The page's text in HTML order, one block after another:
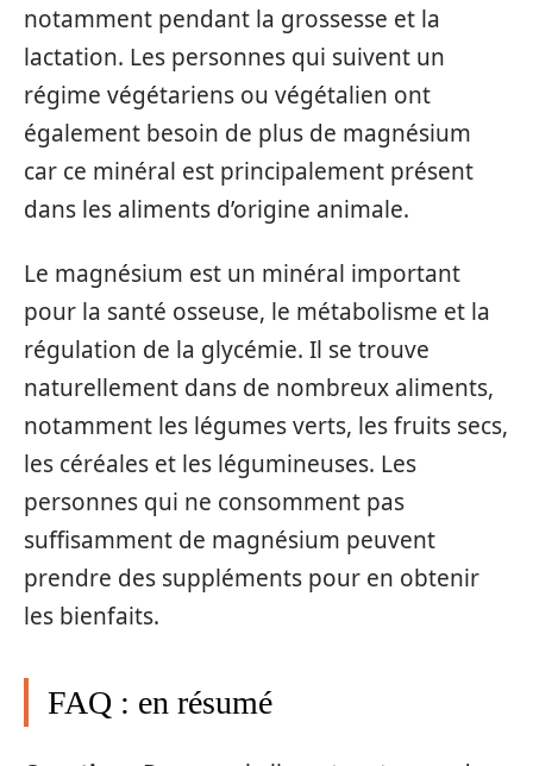
notamment pendant la grossesse et la
lactation. Les personnes qui suivent un
régime végétariens ou végétalien ont
également besoin de plus de magnésium
car ce minéral est principalement présent
dans les aliments d’origine animale.
Le magnésium est un minéral important
pour la santé osseuse, le métabolisme et la
régulation de la glycémie. Il se trouve
naturellement dans de nombreux aliments,
notamment les légumes verts, les fruits secs,
les céréales et les légumineuses. Les
personnes qui ne consomment pas
suffisamment de magnésium peuvent
prendre des suppléments pour en obtenir
les bienfaits.
FAQ : en résumé